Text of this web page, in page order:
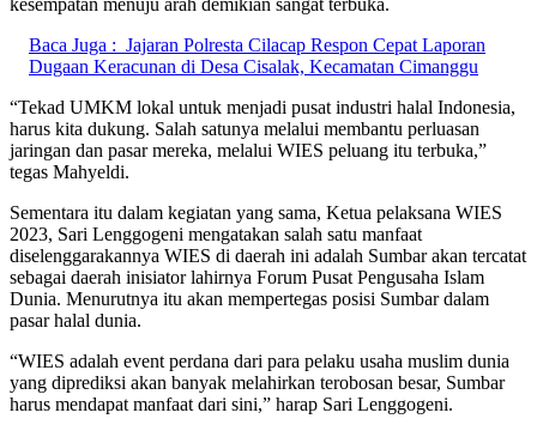
Baca Juga : Jajaran Polresta Cilacap Respon Cepat Laporan
Dugaan Keracunan di Desa Cisalak, Kecamatan Cimanggu
“Tekad UMKM lokal untuk menjadi pusat industri halal Indonesia,
harus kita dukung. Salah satunya melalui membantu perluasan
jaringan dan pasar mereka, melalui WIES peluang itu terbuka,”
tegas Mahyeldi.
Sementara itu dalam kegiatan yang sama, Ketua pelaksana WIES
2023, Sari Lenggogeni mengatakan salah satu manfaat
diselenggarakannya WIES di daerah ini adalah Sumbar akan tercatat
sebagai daerah inisiator lahirnya Forum Pusat Pengusaha Islam
Dunia. Menurutnya itu akan mempertegas posisi Sumbar dalam
pasar halal dunia.
“WIES adalah event perdana dari para pelaku usaha muslim dunia
yang diprediksi akan banyak melahirkan terobosan besar, Sumbar
harus mendapat manfaat dari sini,” harap Sari Lenggogeni.